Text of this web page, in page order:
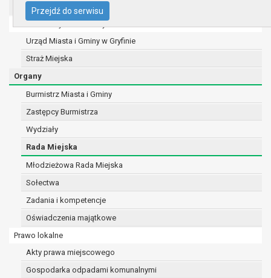
UMiG - telefony wewnętrzne
Urząd Miasta i Gminy w Gryfinie
Straż Miejska
Organy
Burmistrz Miasta i Gminy
Zastępcy Burmistrza
Wydziały
Rada Miejska
Młodzieżowa Rada Miejska
Sołectwa
Zadania i kompetencje
Oświadczenia majątkowe
Prawo lokalne
Akty prawa miejscowego
Gospodarka odpadami komunalnymi
74 -100 Gryfino
telefon: 91 416 20 11
Dane kontaktowe Inspektora Ochrony Danych:
telefon: 91 416 20 11
Pani/Pana dane osobowe przetwarzane są zgodnie z
prawa w celu:
realizacji zadań wynikających z przepisów prawa,
oraz z szeregu ustaw kompetencyjnych
obowiązków i zadań zleconych przez instytucje
zawarcia i realizacji umów;
fizycznej;
wykonania zadania realizowanego w interesie
sprawowania władzy publicznej powierzonej
zgody.
W związku z przetwarzaniem danych w celu wskazanym
Przejdź do serwisu